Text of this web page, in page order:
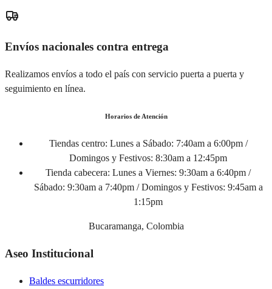
Envíos nacionales contra entrega
Realizamos envíos a todo el país con servicio puerta a puerta y
seguimiento en línea.
Horarios de Atención
Tiendas centro: Lunes a Sábado: 7:40am a 6:00pm /
Domingos y Festivos: 8:30am a 12:45pm
Tienda cabecera: Lunes a Viernes: 9:30am a 6:40pm /
Sábado: 9:30am a 7:40pm / Domingos y Festivos: 9:45am a
1:15pm
Bucaramanga, Colombia
Aseo Institucional
Baldes escurridores